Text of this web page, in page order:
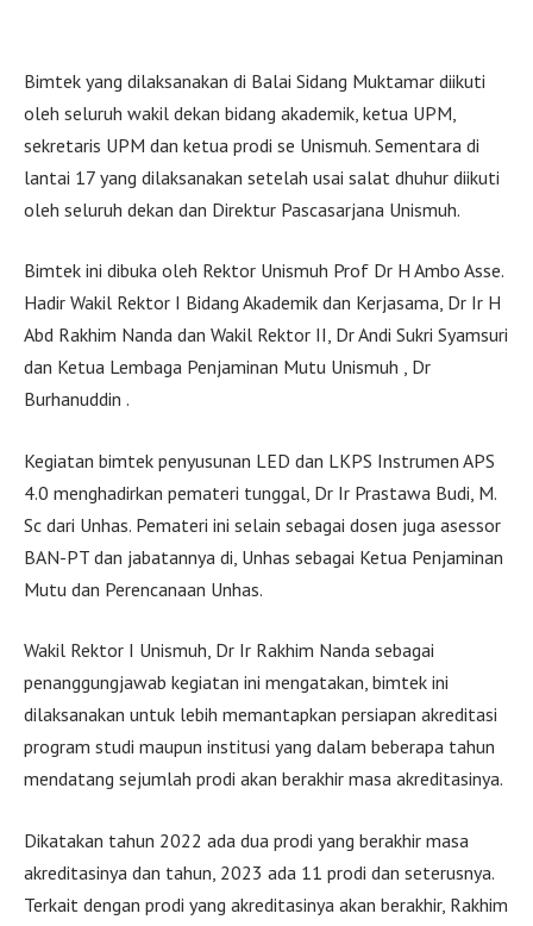
Bimtek yang dilaksanakan di Balai Sidang Muktamar diikuti
oleh seluruh wakil dekan bidang akademik, ketua UPM,
sekretaris UPM dan ketua prodi se Unismuh. Sementara di
lantai 17 yang dilaksanakan setelah usai salat dhuhur diikuti
oleh seluruh dekan dan Direktur Pascasarjana Unismuh.
Bimtek ini dibuka oleh Rektor Unismuh Prof Dr H Ambo Asse.
Hadir Wakil Rektor I Bidang Akademik dan Kerjasama, Dr Ir H
Abd Rakhim Nanda dan Wakil Rektor II, Dr Andi Sukri Syamsuri
dan Ketua Lembaga Penjaminan Mutu Unismuh , Dr
Burhanuddin .
Kegiatan bimtek penyusunan LED dan LKPS Instrumen APS
4.0 menghadirkan pemateri tunggal, Dr Ir Prastawa Budi, M.
Sc dari Unhas. Pemateri ini selain sebagai dosen juga asessor
BAN-PT dan jabatannya di, Unhas sebagai Ketua Penjaminan
Mutu dan Perencanaan Unhas.
Wakil Rektor I Unismuh, Dr Ir Rakhim Nanda sebagai
penanggungjawab kegiatan ini mengatakan, bimtek ini
dilaksanakan untuk lebih memantapkan persiapan akreditasi
program studi maupun institusi yang dalam beberapa tahun
mendatang sejumlah prodi akan berakhir masa akreditasinya.
Dikatakan tahun 2022 ada dua prodi yang berakhir masa
akreditasinya dan tahun, 2023 ada 11 prodi dan seterusnya.
Terkait dengan prodi yang akreditasinya akan berakhir, Rakhim